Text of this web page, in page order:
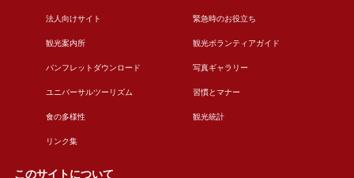
法人向けサイト 緊急時のお役立ち
観光案内所 観光ボランティアガイド
パンフレットダウンロード 写真ギャラリー
ユニバーサルツーリズム 習慣とマナー
食の多様性 観光統計
リンク集
このサイトについて